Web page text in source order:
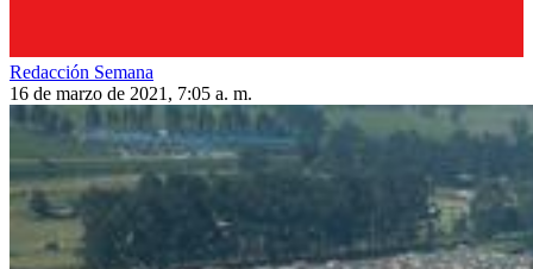
Redacción Semana
16 de marzo de 2021, 7:05 a. m.